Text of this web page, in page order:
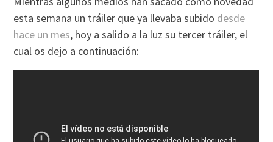
esta semana un tráiler que ya llevaba subido desde
hace un mes, hoy a salido a la luz su tercer tráiler, el
cual os dejo a continuación: